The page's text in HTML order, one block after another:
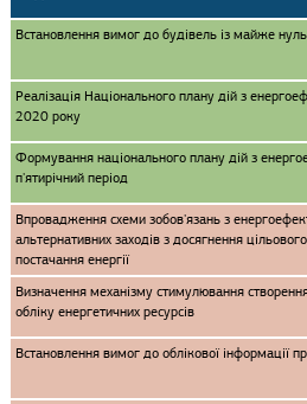
Встановлення вимог до будівель із майже
Реалізація Національного плану дій з
2020 року
Формування національного плану дій з
п'ятирічний період
Впровадження схеми зобов'язань з
альтернативних заходів з досягнення
постачання енергії
Визначення механізму стимулювання
обліку енергетичних ресурсів
Встановлення вимог до облікової інформації